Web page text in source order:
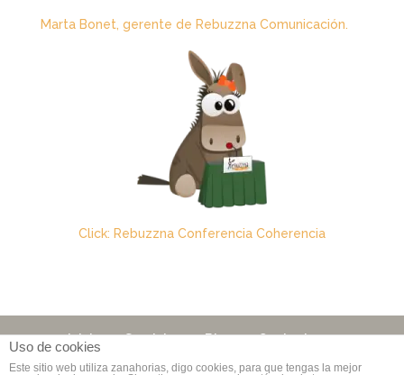
Marta Bonet, gerente de Rebuzzna Comunicación.
Click: Rebuzzna Conferencia Coherencia
Inicio Servicios Blog Contacto
Uso de cookies
Este sitio web utiliza zanahorias, digo cookies, para que tengas la mejor